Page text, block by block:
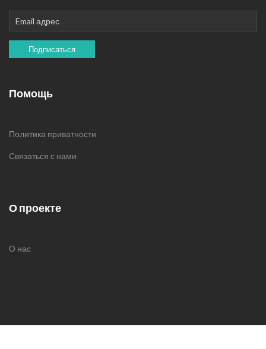
Подписаться
Помощь
Политика приватности
Связаться с нами
О проекте
О нас